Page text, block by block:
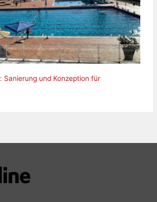
Sanierung und Konzeption für